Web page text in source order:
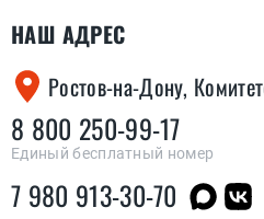
НАШ АДРЕС
Ростов-на-Дону,
8 800 250-99-17
Единый бесплатный номер
7 980 913-30-70